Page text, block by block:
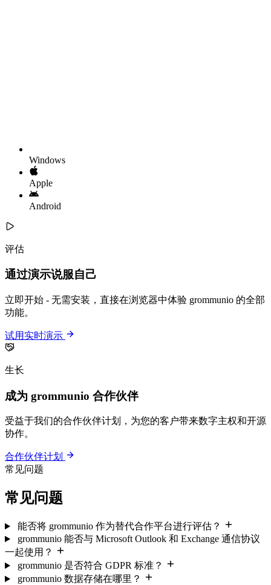
Windows
Apple
Android
评估
通过演示说服自己
立即开始 - 无需安装，直接在浏览器中体验 grommunio 的全部
功能。
试用实时演示
生长
成为 grommunio 合作伙伴
受益于我们的合作伙伴计划，为您的客户带来数字主权和开源
协作。
合作伙伴计划
常见问题
常见问题
能否将 grommunio 作为替代合作平台进行评估？
grommunio 能否与 Microsoft Outlook 和 Exchange 通信协议
一起使用？
grommunio 是否符合 GDPR 标准？
grommunio 数据存储在哪里？